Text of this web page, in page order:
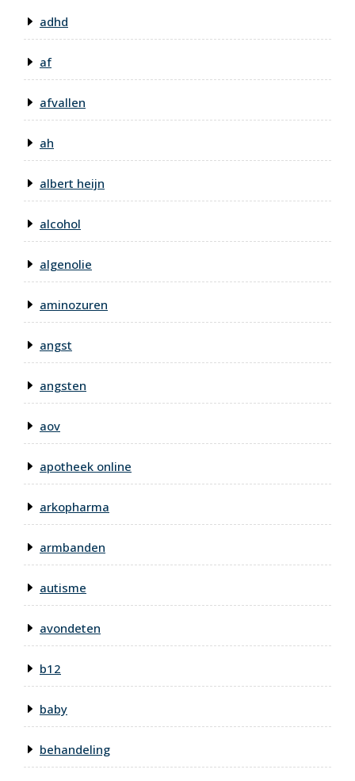
adhd
af
afvallen
ah
albert heijn
alcohol
algenolie
aminozuren
angst
angsten
aov
apotheek online
arkopharma
armbanden
autisme
avondeten
b12
baby
behandeling